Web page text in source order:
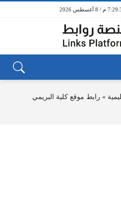
م / 8 أغسطس 2026
» رابط موقع كلية البريمي